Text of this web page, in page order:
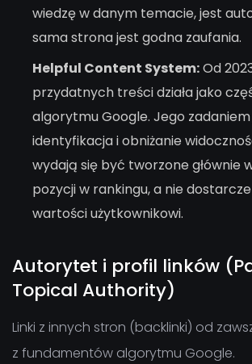
wiedzę w danym temacie, jest
sama strona jest godna zaufania.
Helpful Content System:Od
przydatnych treści działa jako
algorytmu Google. Jego
identyfikacja i obniżanie
wydają się być tworzone głównie
pozycji w rankingu, a nie
wartości użytkownikowi.
Autorytet i profil linków
Topical Authority)
Linki z innych stron (backlinki) od
z fundamentów algorytmu Google.